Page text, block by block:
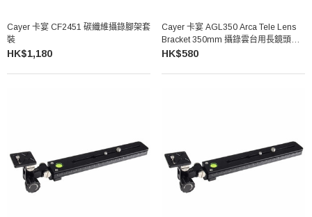
Cayer 卡宴 CF2451 碳纖維攝錄腳架套
裝
HK$1,180
Cayer 卡宴 AGL350 Arca Tele Lens
Bracket 350mm 攝錄雲台用長鏡頭支
架
HK$580